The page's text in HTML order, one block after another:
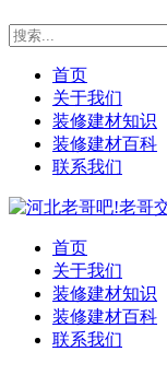
首页
关于我们
装修建材知识
装修建材百科
联系我们
首页
关于我们
装修建材知识
装修建材百科
联系我们